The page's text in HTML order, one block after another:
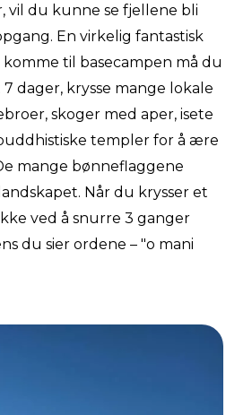
vil du kunne se fjellene bli
En virkelig fantastisk
komme til basecampen må du
dager, krysse mange lokale
skoger med aper, isete
templer for å ære
mange bønneflaggene
Når du krysser et
ved å snurre 3 ganger
du sier ordene – "o mani